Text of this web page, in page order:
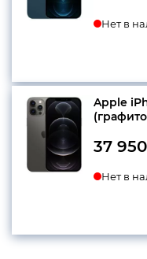
Нет в
Apple
37 950
Нет в